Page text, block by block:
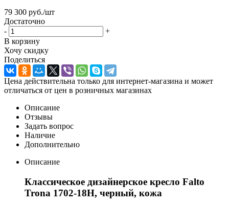
79 300 руб./шт
Достаточно
-
+
В корзину
Хочу скидку
Поделиться
Цена действительна только для интернет-магазина и может
отличаться от цен в розничных магазинах
Описание
Отзывы
Задать вопрос
Наличие
Дополнительно
Описание
Классическое дизайнерское кресло Falto
Trona 1702-18H, черный, кожа